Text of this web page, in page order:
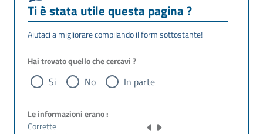
Ti è stata utile questa pagina ?
Aiutaci a migliorare compilando il form sottostante!
Hai trovato quello che cercavi ?
Si No In parte
Le informazioni erano :
Corrette